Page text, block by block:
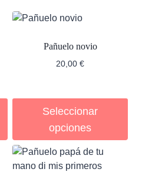
Pañuelo novio
20,00 €
Seleccionar
opciones